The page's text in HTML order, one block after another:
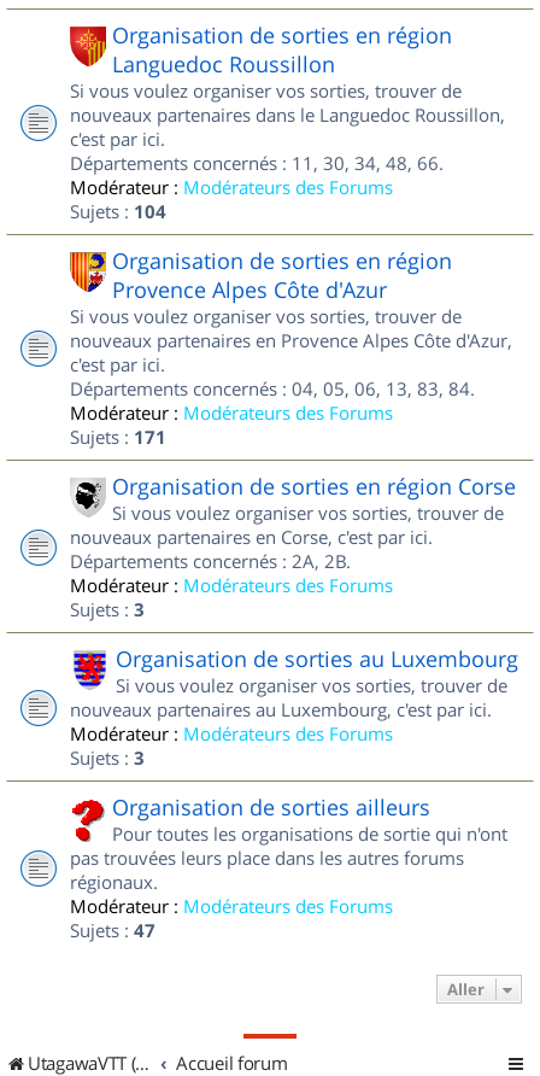
Organisation de sorties en région
Languedoc Roussillon
Si vous voulez organiser vos sorties, trouver de
nouveaux partenaires dans le Languedoc Roussillon,
c'est par ici.
Départements concernés : 11, 30, 34, 48, 66.
Modérateur : Modérateurs des Forums
Sujets : 104
Organisation de sorties en région
Provence Alpes Côte d'Azur
Si vous voulez organiser vos sorties, trouver de
nouveaux partenaires en Provence Alpes Côte d'Azur,
c'est par ici.
Départements concernés : 04, 05, 06, 13, 83, 84.
Modérateur : Modérateurs des Forums
Sujets : 171
Organisation de sorties en région Corse
Si vous voulez organiser vos sorties, trouver de
nouveaux partenaires en Corse, c'est par ici.
Départements concernés : 2A, 2B.
Modérateur : Modérateurs des Forums
Sujets : 3
Organisation de sorties au Luxembourg
Si vous voulez organiser vos sorties, trouver de
nouveaux partenaires au Luxembourg, c'est par ici.
Modérateur : Modérateurs des Forums
Sujets : 3
Organisation de sorties ailleurs
Pour toutes les organisations de sortie qui n'ont
pas trouvées leurs place dans les autres forums
régionaux.
Modérateur : Modérateurs des Forums
Sujets : 47
Aller
UtagawaVTT (Randos VTT et VTTAE avec traces GPS) Accueil forum